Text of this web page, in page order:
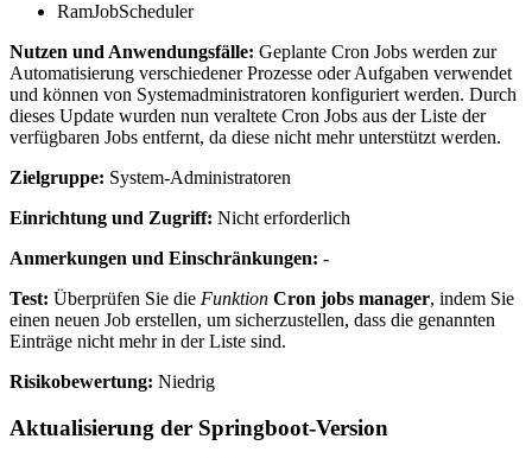
RamJobScheduler
Nutzen und Anwendungsfälle: Geplante Cron Jobs werden zur
Automatisierung verschiedener Prozesse oder Aufgaben verwendet
und können von Systemadministratoren konfiguriert werden. Durch
dieses Update wurden nun veraltete Cron Jobs aus der Liste der
verfügbaren Jobs entfernt, da diese nicht mehr unterstützt werden.
Zielgruppe: System-Administratoren
Einrichtung und Zugriff: Nicht erforderlich
Anmerkungen und Einschränkungen: -
Test: Überprüfen Sie die Funktion Cron jobs manager, indem Sie
einen neuen Job erstellen, um sicherzustellen, dass die genannten
Einträge nicht mehr in der Liste sind.
Risikobewertung: Niedrig
Aktualisierung der Springboot-Version